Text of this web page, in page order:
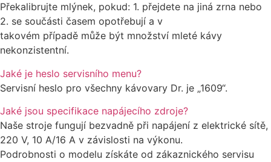
Překalibrujte mlýnek, pokud: 1. přejdete na jiná zrna nebo
2. se součásti časem opotřebují a v
takovém případě může být množství mleté kávy
nekonzistentní.
Jaké je heslo servisního menu?
Servisní heslo pro všechny kávovary Dr. je „1609“.
Jaké jsou specifikace napájecího zdroje?
Naše stroje fungují bezvadně při napájení z elektrické sítě,
220 V, 10 A/16 A v závislosti na výkonu.
Podrobnosti o modelu získáte od zákaznického servisu